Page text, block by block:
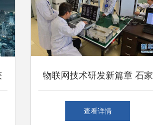
物联网技术研发新篇章 石家
庄科技创新服务中心如何助力
查看详情